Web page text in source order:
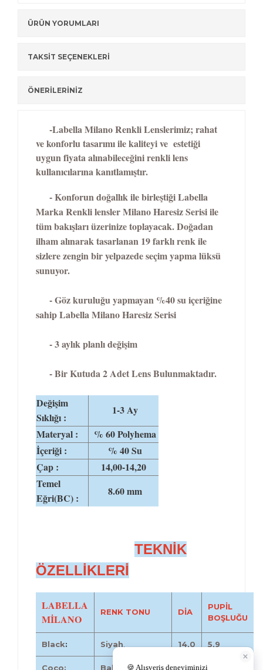
ÜRÜN YORUMLARI
TAKSİT SEÇENEKLERİ
ÖNERİLERİNİZ
-Labella Milano Renkli Lenslerimiz; rahat
ve konforlu tasarımı ile kaliteyi ve estetiği
uygun fiyata alınabileceğini renkli lens
kullanıcılarına kanıtlamıştır.
- Konforun doğallık ile birleştiği Labella
Marka Renkli lensler Milano Haresiz Serisi ile
tüm bakışları üzerinize toplayacak. Doğadan
ilham alınarak tasarlanan 19 farklı renk ile
sizlere zengin bir yelpazede seçim yapma lüksü
sunuyor.
- Göz kuruluğu yapmayan %40 su içeriğine
sahip Labella Milano Haresiz Serisi
- 3 aylık planlı değişim
- Bir Kutuda 2 Adet Lens Bulunmaktadır.
Değişim
Sıklığı :
1-3 Ay
Materyal :
% 60 Polyhema
İçeriği :
% 40 Su
Çap :
14,00-14,20
Temel
Eğri(BC) :
8.60 mm
TEKNİK
ÖZELLİKLERİ
LABELLA
MİLANO
RENK TONU DİA
PUPİL
BOŞLUĞU
Black: Siyah 14,0 5,9
Coco: Bal ela. 14,2